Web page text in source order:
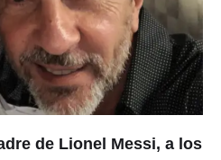
de Lionel Messi, a los